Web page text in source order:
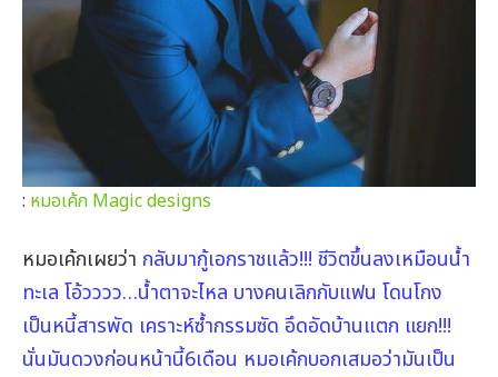
: หมอเค้ก Magic designs
หมอเค้กเผยว่า กลับมากู้เอกราชแล้ว!!! ชีวิตขึ้นลงเหมือนน้ำ
ทะเล โอ้วววว…น้ำตาจะไหล บางคนเลิกกับแฟน โดนโกง
เป็นหนี้สารพัด เคราะห์ซ้ำกรรมซัด อึดอัดบ้านแตก แยก!!!
นั่นมันดวงก่อนหน้านี้6เดือน หมอเค้กบอกเสมอว่ามันเป็น